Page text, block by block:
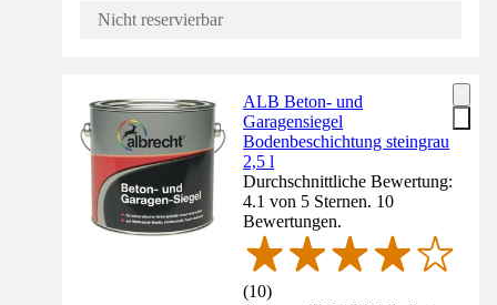
Nicht reservierbar
ALB Beton- und
Garagensiegel
Bodenbeschichtung steingrau
2,5 l
Durchschnittliche Bewertung:
4.1 von 5 Sternen. 10
Bewertungen.
(10)